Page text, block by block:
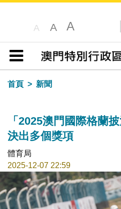
A A A
目錄
首頁
新聞
「2025澳門國際格蘭
決出多個獎項
體育局
2025-12-07 22:59